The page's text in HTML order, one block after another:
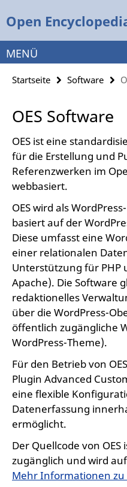
direkt
Inhalt
Open
Service-
Navigation
MENÜ
Startseite Software
OES Software
OES ist eine
für die Erstellung und
Referenzwerken im
webbasiert.
OES wird als
basiert auf der
Diese umfasst eine
einer relationalen
Unterstützung für PHP
Apache). Die Software
redaktionelles
über die WordPress-
öffentlich zugängliche
WordPress-Theme).
Für den Betrieb von
Plugin Advanced
eine flexible
Datenerfassung
ermöglicht.
Der Quellcode von
zugänglich und wird auf
Mehr Informationen zu